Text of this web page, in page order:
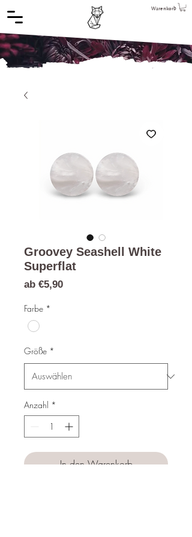
Warenkorb
Groovey Seashell White
Superflat
ab €5,90Sale-
Farbe *
Größe *
Anzahl *
In den Warenkorb